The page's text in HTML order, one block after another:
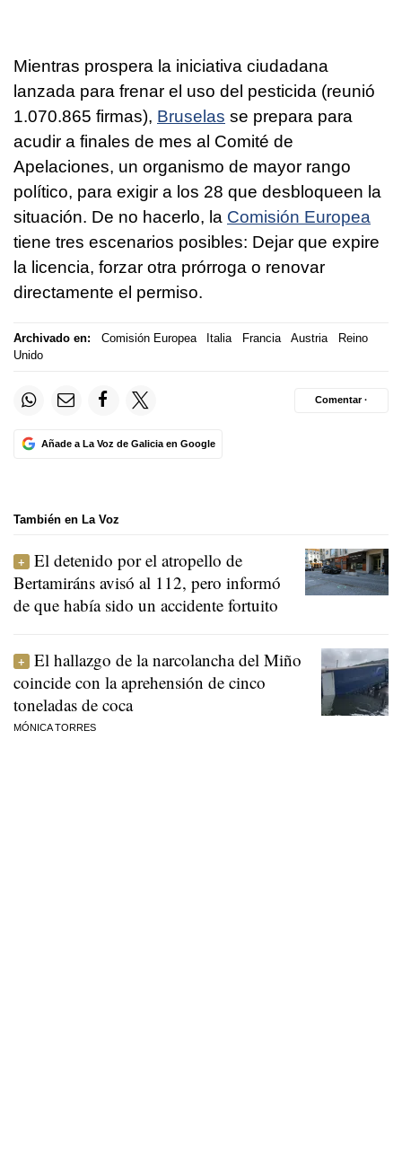
Mientras prospera la iniciativa ciudadana
lanzada para frenar el uso del pesticida (reunió
1.070.865 firmas), Bruselas se prepara para
acudir a finales de mes al Comité de
Apelaciones, un organismo de mayor rango
político, para exigir a los 28 que desbloqueen la
situación. De no hacerlo, la Comisión Europea
tiene tres escenarios posibles: Dejar que expire
la licencia, forzar otra prórroga o renovar
directamente el permiso.
Archivado en: Comisión Europea Italia Francia Austria
Reino
Unido
Añade a La Voz de Galicia en Google
Comentar ·
También en La Voz
El detenido por el atropello de
Bertamiráns avisó al 112, pero informó
de que había sido un accidente fortuito
El hallazgo de la narcolancha del Miño
coincide con la aprehensión de cinco
toneladas de coca
MÓNICA TORRES